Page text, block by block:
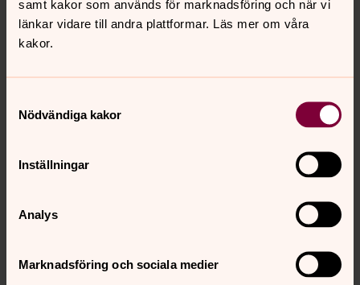
samt kakor som används för marknadsföring och när vi
länkar vidare till andra plattformar. Läs mer om våra
kakor.
Nödvändiga kakor
Inställningar
Analys
Marknadsföring och sociala medier
2029-08-31
Anställningens omfattning
Heltid
2026-09-01
Löneform